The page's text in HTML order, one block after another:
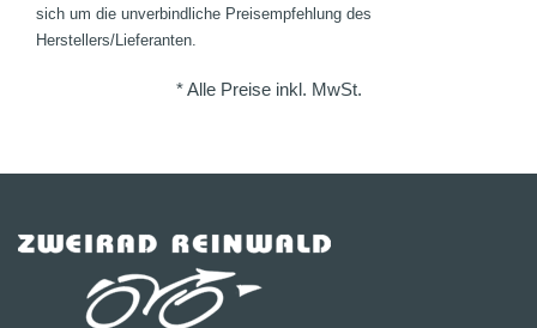
sich um die unverbindliche Preisempfehlung des
Herstellers/Lieferanten.
* Alle Preise inkl. MwSt.